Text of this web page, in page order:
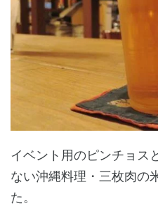
イベント用のピンチョス
ない沖縄料理・三枚肉の
た。